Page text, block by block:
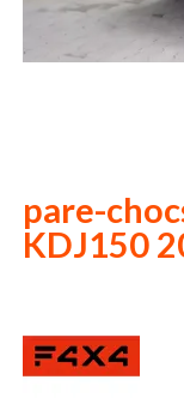
pare-
KDJ150